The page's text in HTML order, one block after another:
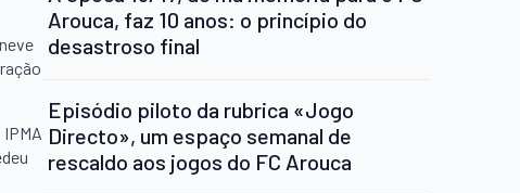
Arouca, faz 10 anos: o princípio do
desastroso final
Episódio piloto da rubrica «Jogo
Directo», um espaço semanal de
rescaldo aos jogos do FC Arouca